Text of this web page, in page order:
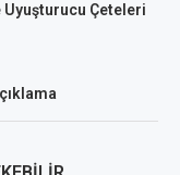
Uyuşturucu Çeteleri